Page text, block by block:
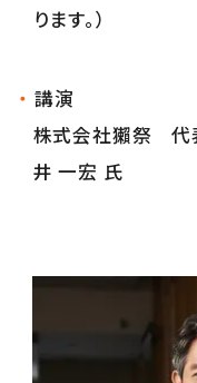
ります。）
講演
株式会社獺祭 代
井 一宏 氏